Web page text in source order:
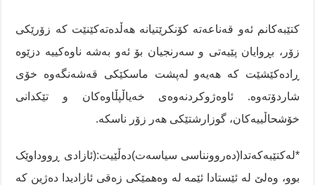
کتێبەکانم ئەو قەناعەتە کۆنکرێتیانە هەڵدەتەکێنێت کە زۆرێکی
زۆر، بڕوایان پێیەتی و سەرنجیان بۆ ئەو بەشە ناوەکییە دزێوە
ڕادەکێشێت کە هەیەو لەپشت ماسکێکی قەشەنگەوە خۆی
شاردۆتەوە. ئاوەژوکردنەوەی خەیاڵپڵاوەکان و تێکدانی
خۆشحاڵییەکان، گوزارشتێکی هەر زۆر ناسکە.
*لەکتێبەکەتدا(دەروونناسی سیاسەت)دەڵێیت:(ئازادی ڕووداوێک
بوو، وەلێ لە ئێستادا ئێمە لە وەهمێکی زەقی ئازادیدا دەژین کە